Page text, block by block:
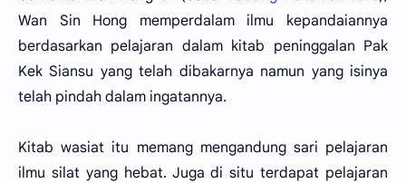
Wan Sin Hong memperdalam ilmu kepandaiannya
berdasarkan pelajaran dalam kitab peninggalan Pak
Kek Siansu yang telah dibakarnya namun yang isinya
telah pindah dalam ingatannya.
Kitab wasiat itu memang mengandung sari pelajaran
ilmu silat yang hebat. Juga di situ terdapat pelajaran